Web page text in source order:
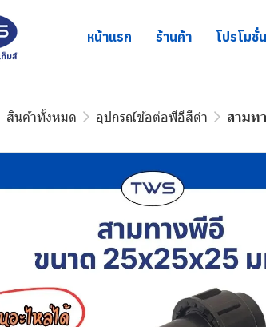
หน้าแรก ร้านค้า โปรโมชั่น
สินค้าทั้งหมด อุปกรณ์ข้อต่อพีอีสีดำ สามท